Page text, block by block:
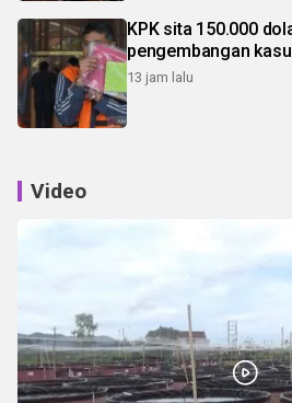
KPK sita 150.000
pengembangan
13 jam lalu
Video